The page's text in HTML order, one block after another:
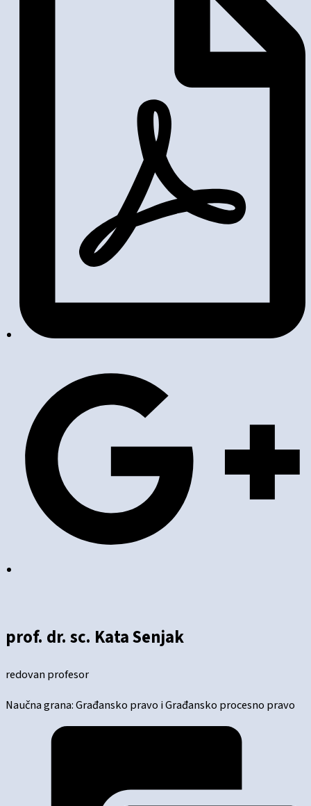
prof. dr. sc. Kata Senjak
redovan profesor
Naučna grana: Građansko pravo i Građansko procesno pravo